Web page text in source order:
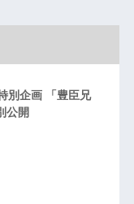
別企画 「豊臣兄
公開